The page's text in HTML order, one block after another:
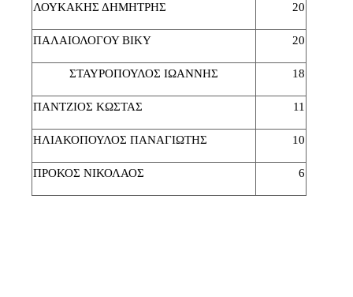
ΛΟΥΚΑΚΗΣ ΔΗΜΗΤΡΗΣ 20
ΠΑΛΑΙΟΛΟΓΟΥ ΒΙΚΥ 20
ΣΤΑΥΡΟΠΟΥΛΟΣ ΙΩΑΝΝΗΣ 18
ΠΑΝΤΖΙΟΣ ΚΩΣΤΑΣ 11
ΗΛΙΑΚΟΠΟΥΛΟΣ ΠΑΝΑΓΙΩΤΗΣ 10
ΠΡΟΚΟΣ ΝΙΚΟΛΑΟΣ 6